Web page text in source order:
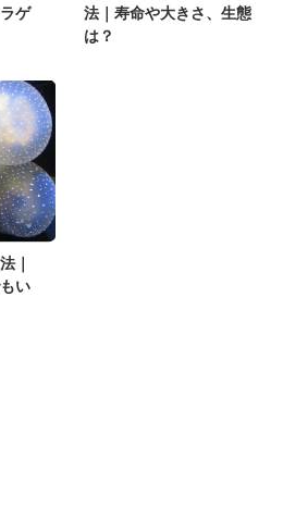
ゲ
法｜寿命や大きさ、生態
は？
｜
い